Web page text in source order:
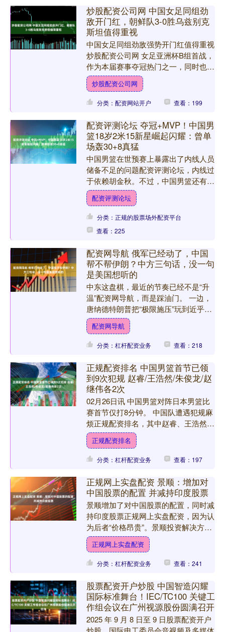
炒股配资公司网 中国女足同组劲
敌开门红，朝鲜队3-0胜乌兹别克
斯坦值得重视
中国女足同组劲敌强势开门红值得重视
炒股配资公司网 女足亚洲杯B组首战，
作为本届赛事夺冠热门之一，同时也是
中国女足同组最强对手朝鲜队以3比0完
胜乌兹别克斯坦队。朝....
炒股配资公司网
分类：配资网站开户 查看：199
配资评测论坛 夺冠+MVP！中国男
篮18岁2米15新星崛起闪耀：曾单
场轰30+8真猛
中国男篮在世预赛上暴露出了内线人员
储备不足的问题配资评测论坛，内线过
于依赖胡金秋。不过，中国男篮还有优
秀后备力量在海外练级。18岁身高2米
15的郇斯楠在高中最后....
配资评测论坛
分类：正规的股票场外配资平台
查看：225
配资网导航 俄军已经动了，中国
帮不帮伊朗？中方三句话，没一句
是美国想听的
中东这盘棋，最近的节奏已经不是“升
温”配资网导航，而是踩油门。 一边，
唐纳德特朗普把“极限施压”玩到近乎赤
裸：先在委内瑞拉方向搞出“抓人级
别”的大动作——尼古拉....
配资网导航
分类：杠杆配资业务 查看：218
正规配资排名 中国男篮首节已领
到9次犯规 赵睿/王浩然/朱俊龙/赵
继伟各2次
02月26日讯 中国男篮对阵日本男篮比
赛首节仅打8分钟。 中国队遭遇犯规麻
烦正规配资排名，其中赵睿、王浩然、
朱俊龙、赵继伟各领到2次，廖三宁1
次。....
正规配资排名
分类：杠杆配资业务 查看：197
正规网上实盘配资 景顺：增加对
中国股票的配置 并减持印度股票
景顺增加了对中国股票的配置，同时减
持印度股票正规网上实盘配资，因为认
为后者“价格昂贵”。景顺投资解决方案
团队的多资产投资组合经理Chang
Hwan Sung表....
正规网上实盘配资
分类：杠杆配资业务 查看：241
股票配资开户炒股 中国智造闪耀
国际标准舞台！IEC/TC100 关键工
作组会议在广州视源股份圆满召开
2025 年 9 月 8 日至 9 日股票配资开户